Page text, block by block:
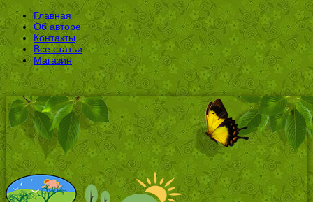
Главная
Об авторе
Контакты
Все статьи
Магазин